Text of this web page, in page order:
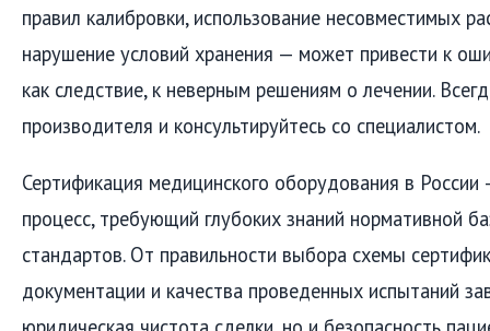
правил калибровки, использование несовместимых
нарушение условий хранения — может привести к
как следствие, к неверным решениям о лечении.
производителя и консультируйтесь со специалистом.
Сертификация медицинского оборудования в
процесс, требующий глубоких знаний нормативной
стандартов. От правильности выбора схемы
документации и качества проведенных испытаний